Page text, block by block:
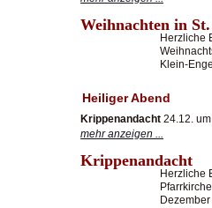
Weihnachten in
Herzliche
Klein-
Heiliger Abend
Krippenandacht 24.12.
mehr anzeigen ...
Krippenandacht
Herzliche